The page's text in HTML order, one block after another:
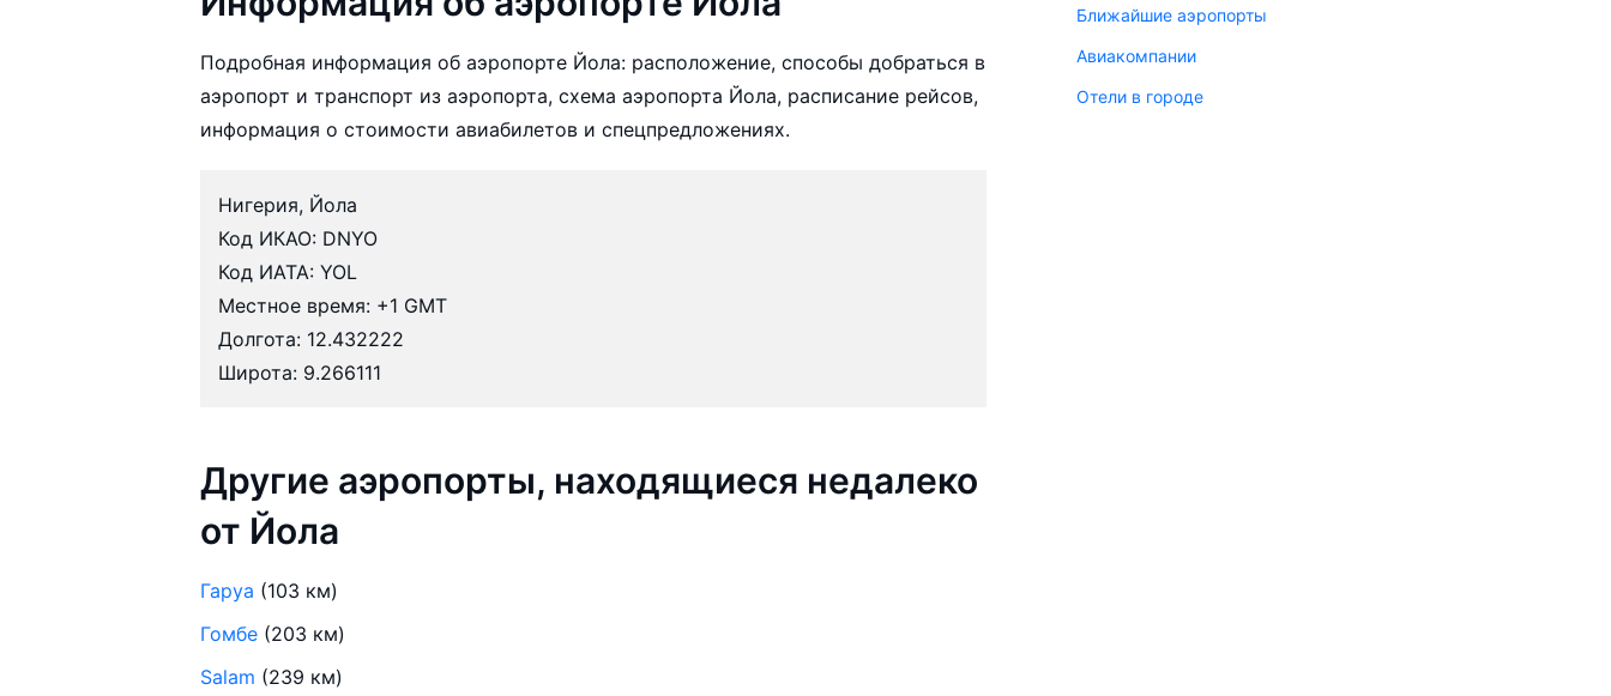
Подробная информация об аэропорте Йола: расположение, способы добраться в
аэропорт и транспорт из аэропорта, схема аэропорта Йола, расписание рейсов,
информация о стоимости авиабилетов и спецпредложениях.
Нигерия, Йола
Код ИКАО: DNYO
Код ИАТА: YOL
Местное время: +1 GMT
Долгота: 12.432222
Широта: 9.266111
Другие аэропорты, находящиеся недалеко
от Йола
Гаруа (103 км)
Гомбе (203 км)
Salam (239 км)
Ближайшие аэропорты
Авиакомпании
Отели в городе